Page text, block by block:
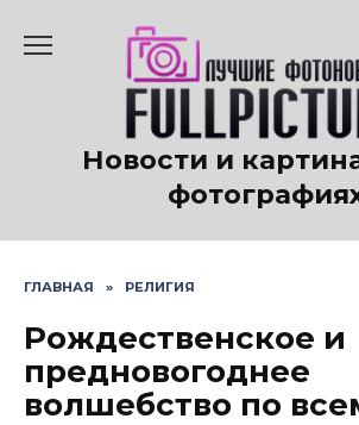
содержанию
Новости и
ГЛАВНАЯ » РЕЛИГИЯ
Рождественское и
предновогоднее
волшебство по